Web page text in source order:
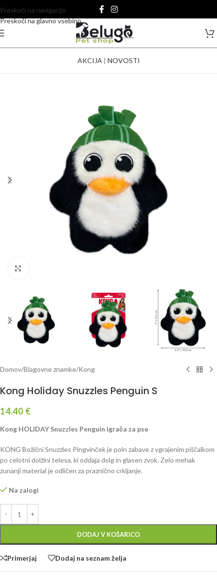
Preskoči na navigacijo
Preskoči na glavno vsebino
AKCIJA | NOVOSTI
Domov/Blagovne znamke/Kong
Kong Holiday Snuzzles Penguin S
14.40 €
Kong HOLIDAY Snuzzles Penguin igrača za pse
KONG Božični Snuzzles Pingvinček je poln zabave z vgrajenim piščalkom
po celotni dolžini telesa, ki oddaja dolg in glasen zvok. Zelo mehak
zunanji material je odličen za praznično crkljanje.
Na zalogi
DODAJ V KOŠARICO
Primerjaj Dodaj na seznam želja